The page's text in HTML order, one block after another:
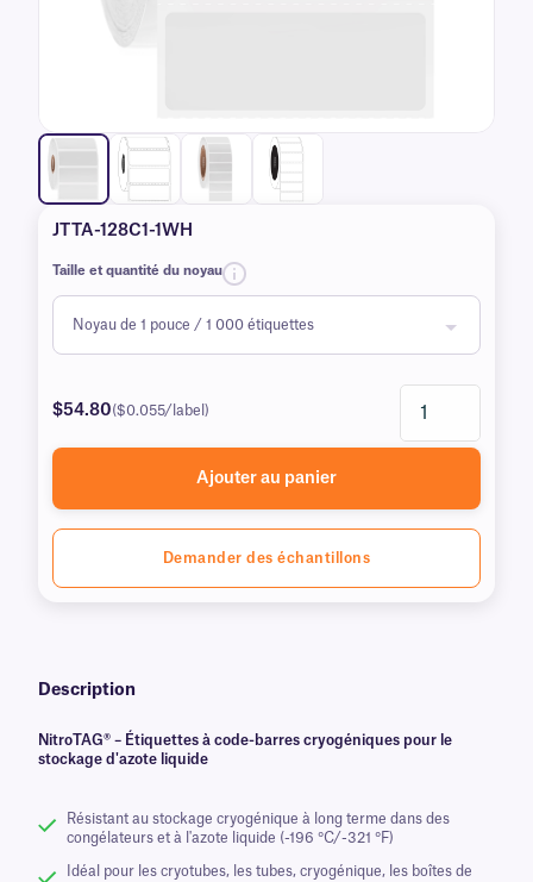
JTTA-128C1-1WH
Taille et quantité du noyau
$54.80($0.055/label)
Ajouter au panier
Demander des échantillons
Description
NitroTAG® – Étiquettes à code-barres cryogéniques pour le
stockage d'azote liquide
Résistant au stockage cryogénique à long terme dans des
congélateurs et à l'azote liquide (-196 °C/-321 °F)
Idéal pour les cryotubes, les tubes, cryogénique, les boîtes de